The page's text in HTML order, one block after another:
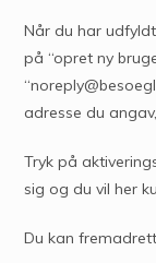
Når du har
på “opret ny
adresse du
Tryk på
sig og du vil her
Du kan